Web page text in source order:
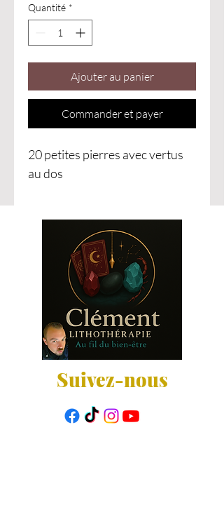
Quantité *
Ajouter au panier
Commander et payer
20 petites pierres avec vertus
au dos
Suivez-nous